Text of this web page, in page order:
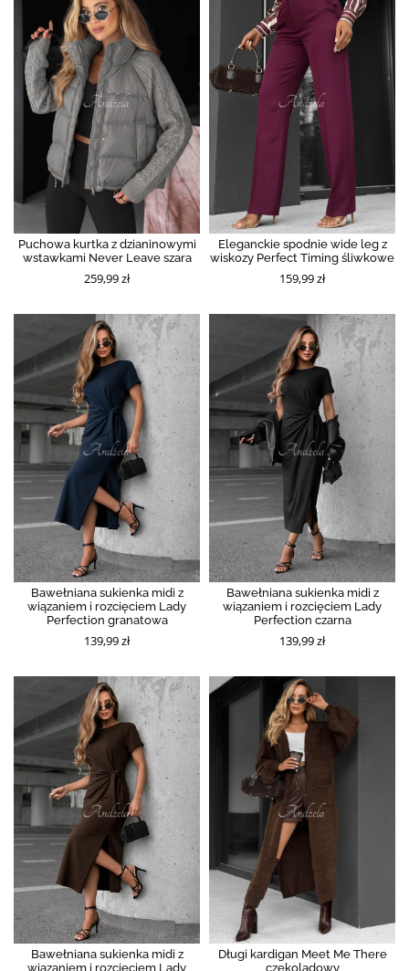
Puchowa kurtka z dzianinowymi
wstawkami Never Leave szara
259,99 zł
Eleganckie spodnie wide leg z
wiskozy Perfect Timing śliwkowe
159,99 zł
Bawełniana sukienka midi z
wiązaniem i rozcięciem Lady
Perfection granatowa
139,99 zł
Bawełniana sukienka midi z
wiązaniem i rozcięciem Lady
Perfection czarna
139,99 zł
Bawełniana sukienka midi z
wiązaniem i rozcięciem Lady
Długi kardigan Meet Me There
czekoladowy